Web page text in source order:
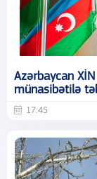
Azərbaycan
münasibətilə
17:45